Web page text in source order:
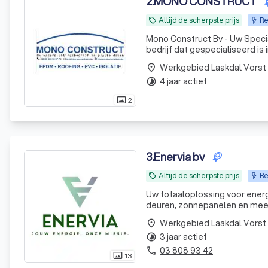
photo_size_select_actual2
local_offer Altijd de scherpste prijs
Mono Construct Bv - Uw Specialist in Platte Daken Mono
bedrijf dat gespecialiseerd is
oplossingen met EPDM,
place Werkgebied Laakdal Vorst
timelapse 4 jaar actief
photo_size_select_actual 13
3.Enervia bv
local_offer Altijd de scherpste prijs
Uw totaaloplossing voor
deuren, zonnepanelen en
place Werkgebied Laakdal Vorst
timelapse 3 jaar actief
phone 03 808 93 42